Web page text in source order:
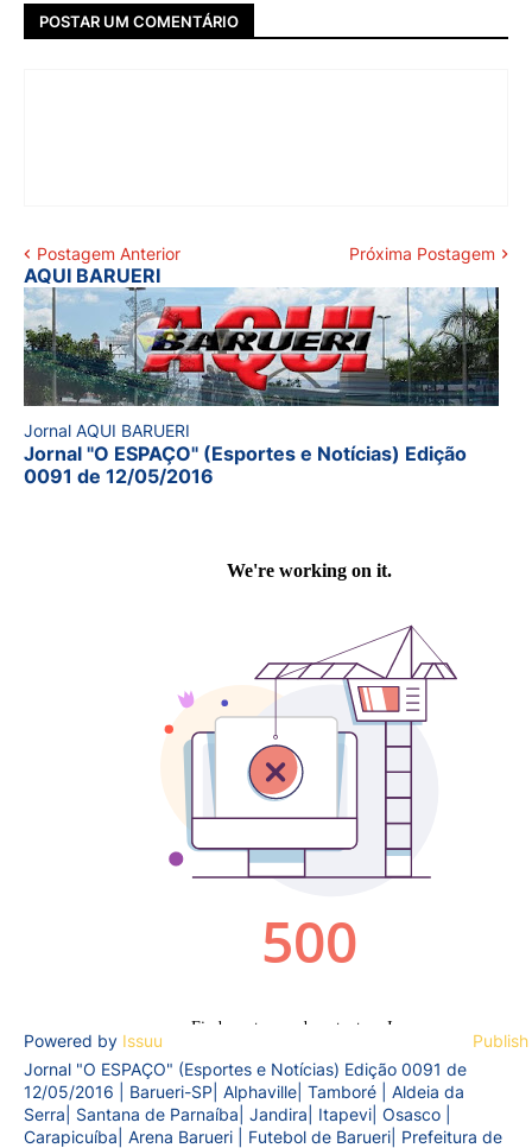
POSTAR UM COMENTÁRIO
Postagem Anterior Próxima Postagem
AQUI BARUERI
Jornal AQUI BARUERI
Jornal "O ESPAÇO" (Esportes e Notícias) Edição
0091 de 12/05/2016
Powered by Issuu
Jornal "O ESPAÇO" (Esportes e Notícias) Edição 0091 de
12/05/2016 | Barueri-SP| Alphaville| Tamboré | Aldeia da
Serra| Santana de Parnaíba| Jandira| Itapevi| Osasco |
Carapicuíba| Arena Barueri | Futebol de Barueri| Prefeitura de